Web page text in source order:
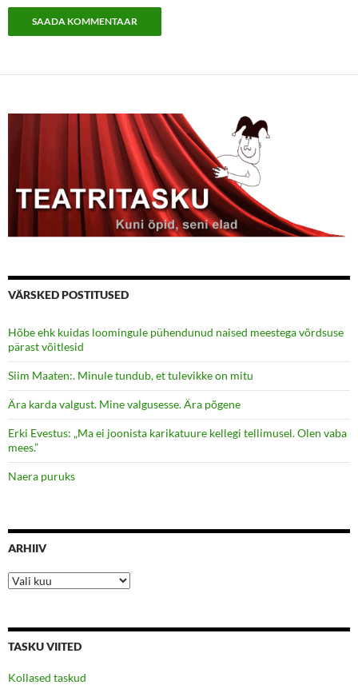
VÄRSKED POSTITUSED
Hõbe ehk kuidas loomingule pühendunud naised meestega võrdsuse
pärast võitlesid
Siim Maaten:. Minule tundub, et tulevikke on mitu
Ära karda valgust. Mine valgusesse. Ära põgene
Erki Evestus: „Ma ei joonista karikatuure kellegi tellimusel. Olen vaba
mees.”
Naera puruks
ARHIIV
Arhiiv
TASKU VIITED
Kollased taskud